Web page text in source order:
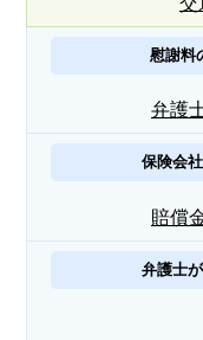
慰謝料
弁護
保険会
賠償
弁護士